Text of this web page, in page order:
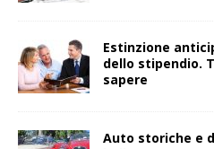
Estinzione
dello stipendio.
sapere
Auto storiche e